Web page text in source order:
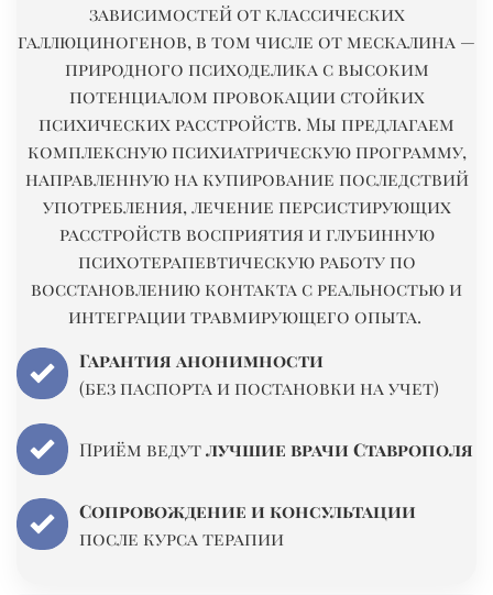
зависимостей от классических
галлюциногенов, в том числе от мескалина —
природного психоделика с высоким
потенциалом провокации стойких
психических расстройств. Мы предлагаем
комплексную психиатрическую программу,
направленную на купирование последствий
употребления, лечение персистирующих
расстройств восприятия и глубинную
психотерапевтическую работу по
восстановлению контакта с реальностью и
интеграции травмирующего опыта.
Гарантия анонимности
(без паспорта и постановки на учет)
Приём ведутлучшие врачи Ставрополя
Сопровождение и консультации
после курса терапии